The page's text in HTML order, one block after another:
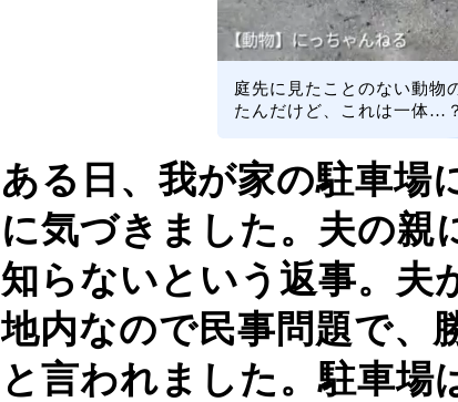
庭先に見たことのない動物
たんだけど、これは一体…？
ある日、我が家の駐車場
に気づきました。夫の親
知らないという返事。夫
地内なので民事問題で、
と言われました。駐車場